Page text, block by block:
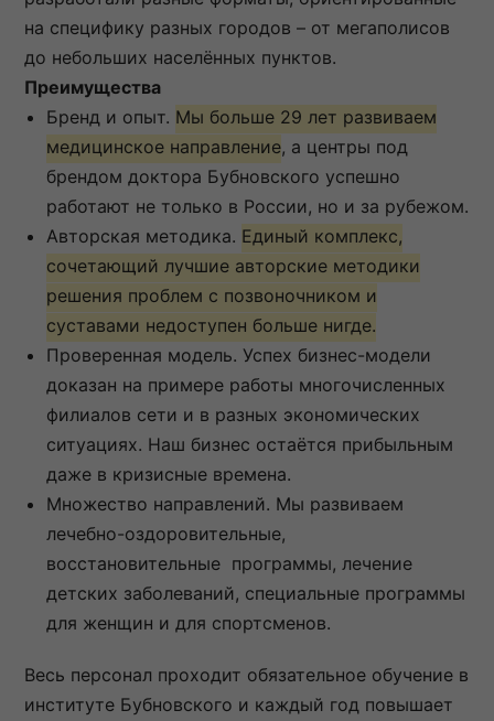
на специфику разных городов – от мегаполисов
до небольших населённых пунктов.
Преимущества
Бренд и опыт. Мы больше 29 лет развиваем
медицинское направление, а центры под
брендом доктора Бубновского успешно
работают не только в России, но и за рубежом.
Авторская методика. Единый комплекс,
сочетающий лучшие авторские методики
решения проблем с позвоночником и
суставами недоступен больше нигде.
Проверенная модель. Успех бизнес-модели
доказан на примере работы многочисленных
филиалов сети и в разных экономических
ситуациях. Наш бизнес остаётся прибыльным
даже в кризисные времена.
Множество направлений. Мы развиваем
лечебно-оздоровительные,
восстановительные программы, лечение
детских заболеваний, специальные программы
для женщин и для спортсменов.
Весь персонал проходит обязательное обучение в
институте Бубновского и каждый год повышает